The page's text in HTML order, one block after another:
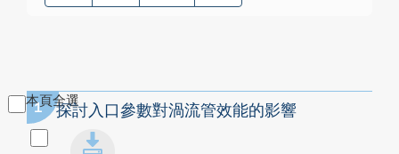
本頁全選
1 探討入口參數對渦流管效能的影響